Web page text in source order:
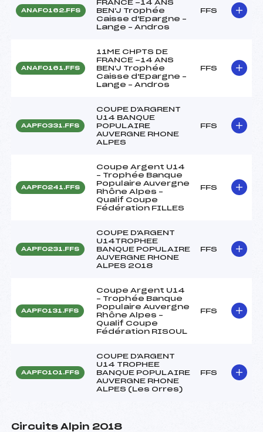
ANAF0162.FFS
FRANCE -14 ANS
BEN'J Trophée
Caisse d'Epargne –
Lange – Andros
FFS
ANAF0161.FFS
11ME CHPTS DE
FRANCE -14 ANS
BEN'J Trophée
Caisse d'Epargne –
Lange – Andros
FFS
AAPF0331.FFS
COUPE D'ARGRENT
U14 BANQUE
POPULAIRE
AUVERGNE RHONE
ALPES
FFS
AAPF0241.FFS
Coupe Argent U14
– Trophée Banque
Populaire Auvergne
Rhône Alpes –
Qualif Coupe
Fédération FILLES
FFS
AAPF0231.FFS
COUPE D'ARGENT
U14TROPHEE
BANQUE POPULAIRE
AUVERGNE RHONE
ALPES 2018
FFS
AAPF0131.FFS
Coupe Argent U14
– Trophée Banque
Populaire Auvergne
Rhône Alpes –
Qualif Coupe
Fédération RISOUL
FFS
AAPF0101.FFS
COUPE D'ARGENT
U14 TROPHEE
BANQUE POPULAIRE
AUVERGNE RHONE
ALPES (Les Orres)
FFS
Circuits Alpin 2018